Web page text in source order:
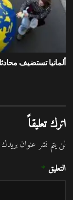
ألمانيا تستضيف
اترك تعليقاً
لن يتم نشر عنوان
التعليق *